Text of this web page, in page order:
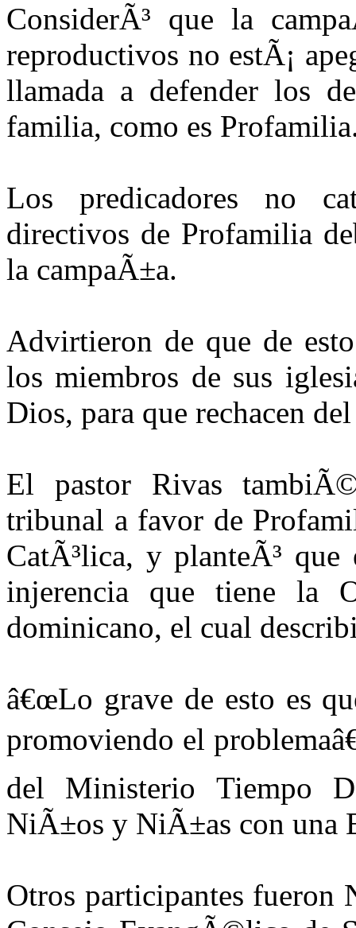
ConsiderÃ³ que la
reproductivos no estÃ¡
llamada a defender los
familia, como es
Los predicadores no
directivos de Profamilia
la campaÃ±a.
Advirtieron de que de
los miembros de sus
Dios, para que rechacen
El pastor Rivas
tribunal a favor de
CatÃ³lica, y planteÃ³
injerencia que tiene la
dominicano, el cual
â€œLo grave de esto es
promoviendo el
del Ministerio Tiempo
NiÃ±os y NiÃ±as con una
Otros participantes fueron